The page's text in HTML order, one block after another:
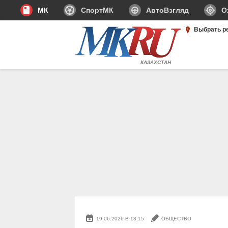
МК СпортМК АвтоВзгляд
КАЗАХСТАН
Выбрать
19.06.2026 В 13:15 ОБЩЕСТВО